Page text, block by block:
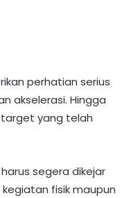
perhatian serius
akselerasi. Hingga
target yang telah
segera dikejar
fisik maupun